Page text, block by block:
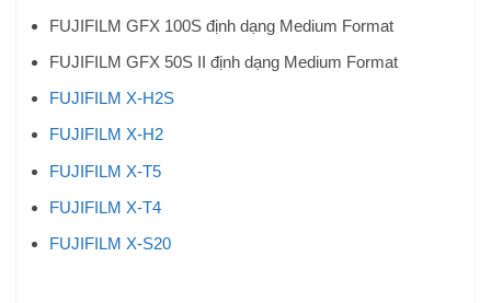
FUJIFILM GFX 100S định dạng Medium Format
FUJIFILM GFX 50S II định dạng Medium Format
FUJIFILM X-H2S
FUJIFILM X-H2
FUJIFILM X-T5
FUJIFILM X-T4
FUJIFILM X-S20